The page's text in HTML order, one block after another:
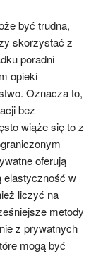
być trudna,
skorzystać z
poradni
opieki
Oznacza to,
bez
wiąże się to z
oferują
elastyczność w
liczyć na
metody
z prywatnych
mogą być